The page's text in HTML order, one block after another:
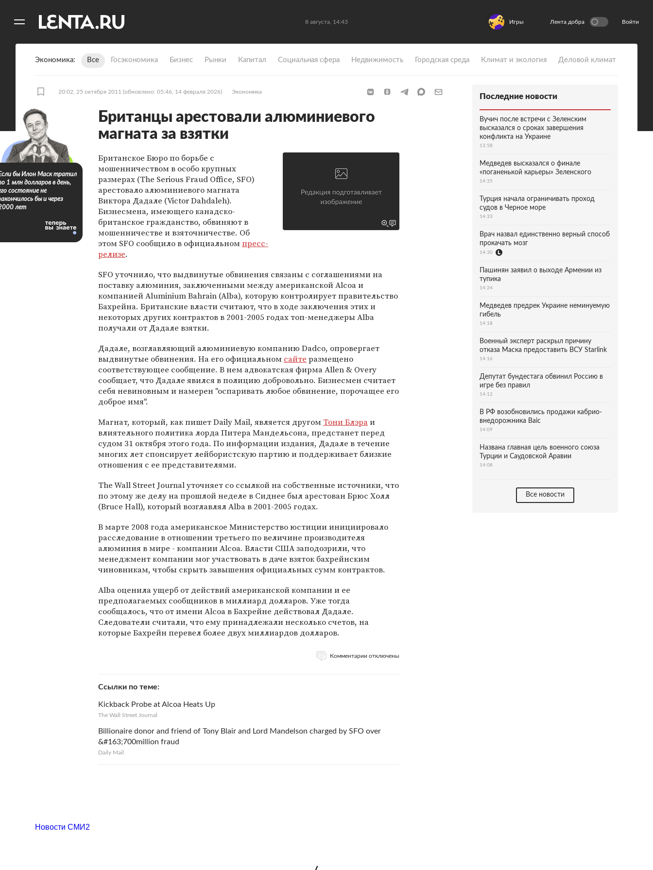
8 августа, 14:43 Игры Лента добра Войти
Экономика Все Госэкономика Бизнес Рынки Капитал Социальная сфера Недвижимость Городская среда Климат и экология Деловой климат
20:02, 25 октября 2011 (обновлено: 05:46, 14 февраля 2026) Экономика
Британцы арестовали алюминиевого
магната за взятки
Британское Бюро по борьбе с
мошенничеством в особо крупных
размерах (The Serious Fraud Office, SFO)
арестовало алюминиевого магната
Виктора Дадале (Victor Dahdaleh).
Бизнесмена, имеющего канадско-
британское гражданство, обвиняют в
мошенничестве и взяточничестве. Об
этом SFO сообщило в официальномпресс-
релизе.
SFO уточнило, что выдвинутые обвинения связаны с соглашениями на
поставку алюминия, заключенными между американской Alcoa и
компанией Aluminium Bahrain (Alba), которую контролирует правительство
Бахрейна. Британские власти считают, что в ходе заключения этих и
некоторых других контрактов в 2001-2005 годах топ-менеджеры Alba
получали от Дадале взятки.
Дадале, возглавляющий алюминиевую компанию Dadco, опровергает
выдвинутые обвинения. На его официальном сайте размещено
соответствующее сообщение. В нем адвокатская фирма Allen & Overy
сообщает, что Дадале явился в полицию добровольно. Бизнесмен считает
себя невиновным и намерен "оспаривать любое обвинение, порочащее его
доброе имя".
Магнат, который, как пишет Daily Mail, является другом Тони Блэраи
влиятельного политика лорда Питера Мандельсона, предстанет перед
судом 31 октября этого года. По информации издания, Дадале в течение
многих лет спонсирует лейбористскую партию и поддерживает близкие
отношения с ее представителями.
The Wall Street Journal уточняет со ссылкой на собственные источники, что
по этому же делу на прошлой неделе в Сиднее был арестован Брюс Холл
(Bruce Hall), который возглавлял Alba в 2001-2005 годах.
В марте 2008 года американское Министерство юстиции инициировало
расследование в отношении третьего по величине производителя
алюминия в мире - компании Alcoa. Власти США заподозрили, что
менеджмент компании мог участвовать в даче взяток бахрейнским
чиновникам, чтобы скрыть завышения официальных сумм контрактов.
Alba оценила ущерб от действий американской компании и ее
предполагаемых сообщников в миллиард долларов. Уже тогда
сообщалось, что от имени Alcoa в Бахрейне действовал Дадале.
Следователи считали, что ему принадлежали несколько счетов, на
которые Бахрейн перевел более двух миллиардов долларов.
Комментарии отключены
Ссылки по теме
Kickback Probe at Alcoa Heats Up
The Wall Street Journal
Billionaire donor and friend of Tony Blair and Lord Mandelson charged by SFO over
&#163;700million fraud
Daily Mail
бы Илон Маск тратил
1 млн долларов в день,
состояние не
бы и через
лет
Последние новости
Вучич после встречи с Зеленским
высказался о сроках завершения
конфликта на Украине
13:58
Медведев высказался о финале
«поганенькой карьеры» Зеленского
14:35
Турция начала ограничивать проход
судов в Черное море
14:33
Врач назвал единственно верный способ
прокачать мозг
14:30
Пашинян заявил о выходе Армении из
тупика
14:24
Медведев предрек Украине неминуемую
гибель
14:18
Военный эксперт раскрыл причину
отказа Маска предоставить ВСУ Starlink
14:16
Депутат бундестага обвинил Россию в
игре без правил
14:12
В РФ возобновились продажи кабрио-
внедорожника Baic
14:09
Названа главная цель военного союза
Турции и Саудовской Аравии
14:08
Все новости
Новости СМИ2